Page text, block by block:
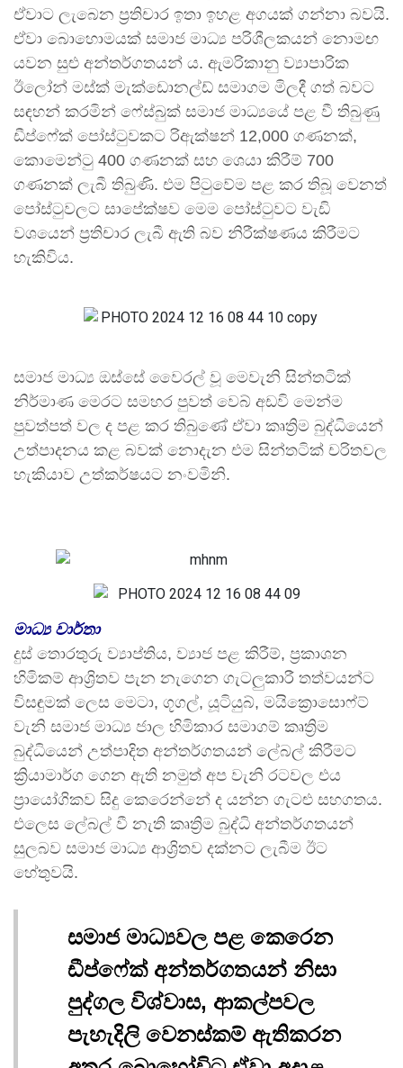
ඒවාට ලැබෙන ප්‍රතිචාර ඉතා ඉහළ අගයක් ගන්නා බවයි.
ඒවා බොහොමයක් සමාජ මාධ්‍ය පරිශීලකයන් නොමඟ
යවන සුළු අන්තර්ගතයන් ය. ඇමරිකානු ව්‍යාපාරික
ඊලෝන් මස්ක් මැක්ඩොනල්ඩ් සමාගම මිලදී ගත් බවට
සඳහන් කරමින් ෆේස්බුක් සමාජ මාධ්‍යයේ පළ වී තිබුණු
ඩීප්ෆේක් පෝස්ටුවකට රිඇක්ෂන් 12,000 ගණනක්,
කොමෙන්ටු 400 ගණනක් සහ ශෙයා කිරීම් 700
ගණනක් ලැබී තිබුණි. එම පිටුවේම පළ කර තිබූ වෙනත්
පෝස්ටුවලට සාපේක්ෂව මෙම පෝස්ටුවට වැඩි
වශයෙන් ප්‍රතිචාර ලැබී ඇති බව නිරීක්ෂණය කිරීමට
හැකිවිය.
සමාජ මාධ්‍ය ඔස්සේ වෛරල් වූ මෙවැනි සින්තටික්
නිර්මාණ මෙරට සමහර පුවත් වෙබ් අඩවි මෙන්ම
පුවත්පත් වල ද පළ කර තිබුණේ ඒවා කෘත්‍රිම බුද්ධියෙන්
උත්පාදනය කළ බවක් නොදැන එම සින්තටික් චරිතවල
හැකියාව උත්කර්ෂයට නංවමිනි.
මාධ්‍ය වාර්තා
දුස් තොරතුරු ව්‍යාප්තිය, ව්‍යාජ පළ කිරීම්, ප්‍රකාශන
හිමිකම් ආශ්‍රිතව පැන නැගෙන ගැටලුකාරී තත්වයන්ට
විසඳුමක් ලෙස මෙටා, ගූගල්, යූටියුබ්, මයික්‍රොසොෆ්ට්
වැනි සමාජ මාධ්‍ය ජාල හිමිකාර සමාගම් කෘත්‍රිම
බුද්ධියෙන් උත්පාදිත අන්තර්ගතයන් ලේබල් කිරීමට
ක්‍රියාමාර්ග ගෙන ඇති නමුත් අප වැනි රටවල එය
ප්‍රායෝගිකව සිදු කෙරෙන්නේ ද යන්න ගැටළු සහගතය.
එලෙස ලේබල් වී නැති කෘත්‍රිම බුද්ධි අන්තර්ගතයන්
සුලබව සමාජ මාධ්‍ය ආශ්‍රිතව දක්නට ලැබීම ඊට
හේතුවයි.
සමාජ මාධ්‍යවල පළ කෙරෙන
ඩීප්ෆේක් අන්තර්ගතයන් නිසා
පුද්ගල විශ්වාස, ආකල්පවල
පැහැදිලි වෙනස්කම් ඇතිකරන